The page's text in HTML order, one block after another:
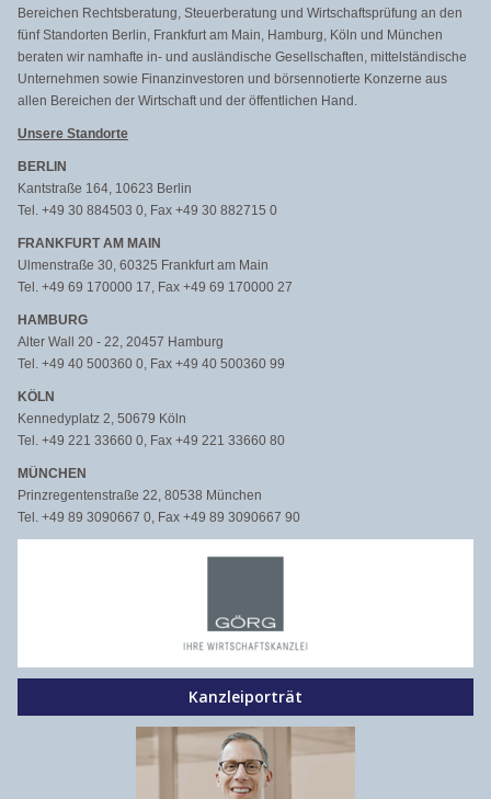
Bereichen Rechtsberatung, Steuerberatung und Wirtschaftsprüfung an den
fünf Standorten Berlin, Frankfurt am Main, Hamburg, Köln und München
beraten wir namhafte in- und ausländische Gesellschaften, mittelständische
Unternehmen sowie Finanzinvestoren und börsennotierte Konzerne aus
allen Bereichen der Wirtschaft und der öffentlichen Hand.
Unsere Standorte
BERLIN
Kantstraße 164, 10623 Berlin
Tel. +49 30 884503 0, Fax +49 30 882715 0
FRANKFURT AM MAIN
Ulmenstraße 30, 60325 Frankfurt am Main
Tel. +49 69 170000 17, Fax +49 69 170000 27
HAMBURG
Alter Wall 20 - 22, 20457 Hamburg
Tel. +49 40 500360 0, Fax +49 40 500360 99
KÖLN
Kennedyplatz 2, 50679 Köln
Tel. +49 221 33660 0, Fax +49 221 33660 80
MÜNCHEN
Prinzregentenstraße 22, 80538 München
Tel. +49 89 3090667 0, Fax +49 89 3090667 90
Kanzleiporträt